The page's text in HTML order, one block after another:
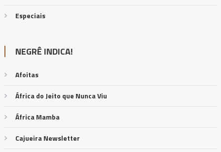
Especiais
NEGRÊ INDICA!
Afoitas
África do Jeito que Nunca Viu
África Mamba
Cajueira Newsletter